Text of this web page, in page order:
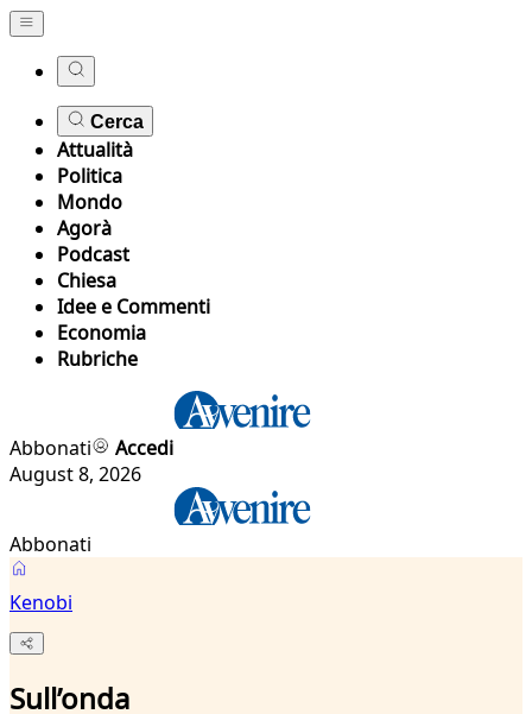
Cerca
Attualità
Politica
Mondo
Agorà
Podcast
Chiesa
Idee e Commenti
Economia
Rubriche
Abbonati
Accedi
August 8, 2026
Abbonati
Kenobi
Sull’onda